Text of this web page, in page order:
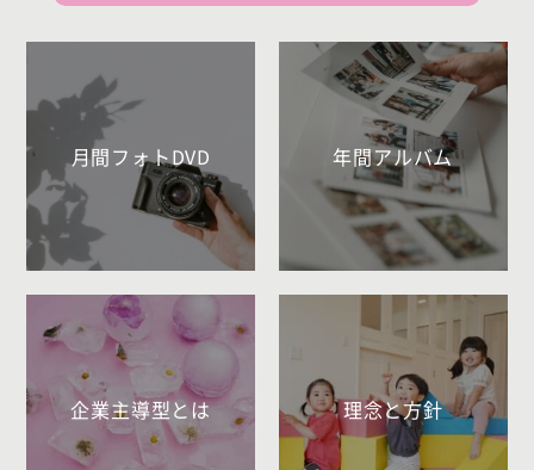
月間フォトDVD 年間アルバム
企業主導型とは 理念と方針